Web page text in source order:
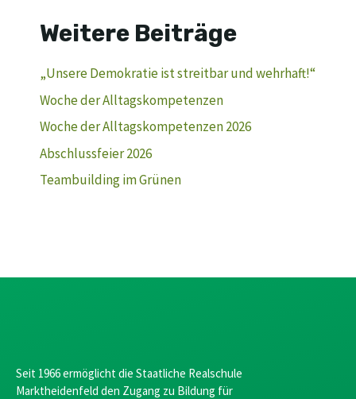
Weitere Beiträge
„Unsere Demokratie ist streitbar und wehrhaft!“
Woche der Alltagskompetenzen
Woche der Alltagskompetenzen 2026
Abschlussfeier 2026
Teambuilding im Grünen
Seit 1966 ermöglicht die Staatliche Realschule
Marktheidenfeld den Zugang zu Bildung für